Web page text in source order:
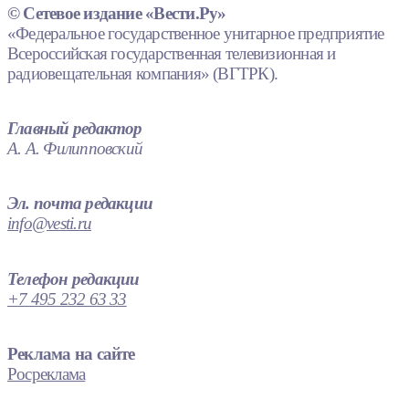
© Сетевое издание «Вести.Ру»
«Федеральное государственное унитарное предприятие
Всероссийская государственная телевизионная и
радиовещательная компания» (ВГТРК).
Главный редактор
А. А. Филипповский
Эл. почта редакции
info@vesti.ru
Телефон редакции
+7 495 232 63 33
Реклама на сайте
Росреклама